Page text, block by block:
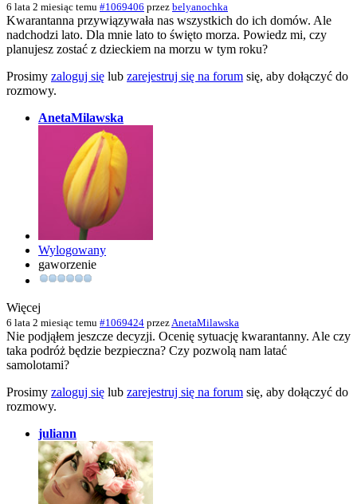
6 lata 2 miesiąc temu #1069406 przez belyanochka
Kwarantanna przywiązywała nas wszystkich do ich domów. Ale
nadchodzi lato. Dla mnie lato to święto morza. Powiedz mi, czy
planujesz zostać z dzieckiem na morzu w tym roku?
Prosimy zaloguj się lub zarejestruj się na forum się, aby dołączyć do
rozmowy.
AnetaMilawska
Wylogowany
gaworzenie
Więcej
6 lata 2 miesiąc temu #1069424 przezAnetaMilawska
Nie podjąłem jeszcze decyzji. Ocenię sytuację kwarantanny. Ale czy
taka podróż będzie bezpieczna? Czy pozwolą nam latać
samolotami?
Prosimy zaloguj się lub zarejestruj się na forum się, aby dołączyć do
rozmowy.
juliann